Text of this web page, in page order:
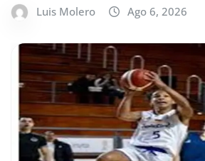
Luis Molero Ago 6, 2026